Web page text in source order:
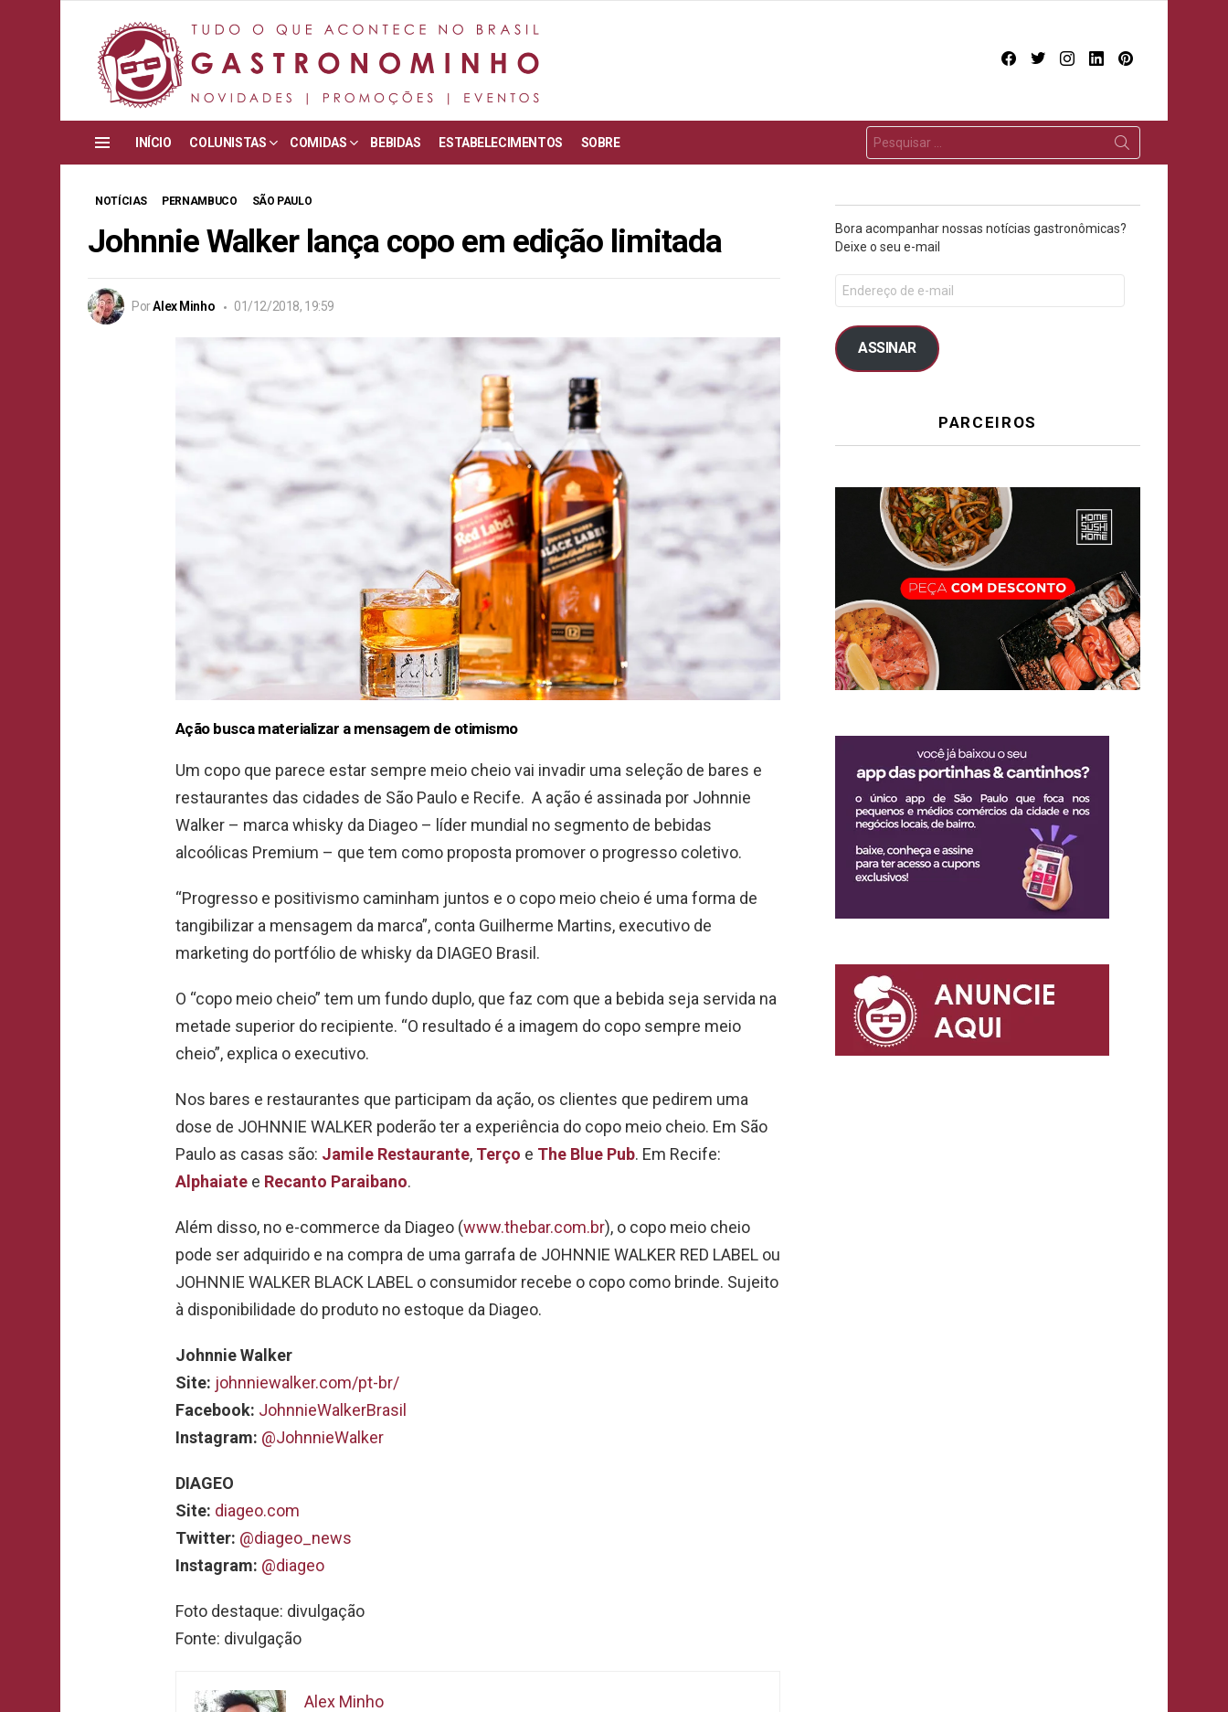
facebooktwitterinstagram
linkedin
INÍCIO COLUNISTAS COMIDAS BEBIDAS ESTABELECIMENTOS SOBRE
NOTÍCIAS PERNAMBUCO SÃO PAULO
Johnnie Walker lança copo em edição limitada
PorAlex Minho 01/12/2018, 19:59
Ação busca materializar a mensagem de otimismo
Um copo que parece estar sempre meio cheio vai invadir uma seleção de bares e
restaurantes das cidades de São Paulo e Recife. A ação é assinada por Johnnie
Walker – marca whisky da Diageo – líder mundial no segmento de bebidas
alcoólicas Premium – que tem como proposta promover o progresso coletivo.
“Progresso e positivismo caminham juntos e o copo meio cheio é uma forma de
tangibilizar a mensagem da marca”, conta Guilherme Martins, executivo de
marketing do portfólio de whisky da DIAGEO Brasil.
O “copo meio cheio” tem um fundo duplo, que faz com que a bebida seja servida na
metade superior do recipiente. “O resultado é a imagem do copo sempre meio
cheio”, explica o executivo.
Nos bares e restaurantes que participam da ação, os clientes que pedirem uma
dose de JOHNNIE WALKER poderão ter a experiência do copo meio cheio. Em São
Paulo as casas são: Jamile Restaurante, Terço e The Blue Pub. Em Recife:
Alphaiate e Recanto Paraibano.
Além disso, no e-commerce da Diageo (www.thebar.com.br), o copo meio cheio
pode ser adquirido e na compra de uma garrafa de JOHNNIE WALKER RED LABEL ou
JOHNNIE WALKER BLACK LABEL o consumidor recebe o copo como brinde. Sujeito
à disponibilidade do produto no estoque da Diageo.
Johnnie Walker
Site: johnniewalker.com/pt-br/
Facebook: JohnnieWalkerBrasil
Instagram: @JohnnieWalker
DIAGEO
Site: diageo.com
Twitter: @diageo_news
Instagram: @diageo
Foto destaque: divulgação
Fonte: divulgação
Alex Minho
Bora acompanhar nossas notícias gastronômicas?
Deixe o seu e-mail
ASSINAR
PARCEIROS